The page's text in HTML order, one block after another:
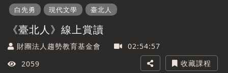
白先勇 現代文學 臺北人
《臺北人》線上賞讀
財團法人趨勢教育基金會
02:54:57
2059
收藏課程